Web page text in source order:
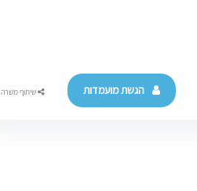
הגשת מועמדות שיתוף משרה